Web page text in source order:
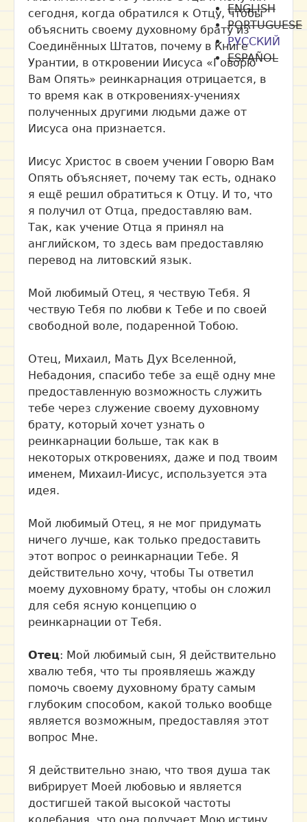
ENGLISH
PORTUGUESE
РУССКИЙ
ESPAÑOL
сегодня, когда обратился к Отцу, чтобы
объяснить своему духовному брату из
Соединённых Штатов, почему в Книге
Урантии, в откровении Иисуса «Говорю
Вам Опять» реинкарнация отрицается, в
то время как в откровениях-учениях
полученных другими людьми даже от
Иисуса она признается.
Иисус Христос в своем учении Говорю Вам
Опять объясняет, почему так есть, однако
я ещё решил обратиться к Отцу. И то, что
я получил от Отца, предоставляю вам.
Так, как учение Отца я принял на
английском, то здесь вам предоставляю
перевод на литовский язык.
Мой любимый Отец, я чествую Тебя. Я
чествую Тебя по любви к Тебе и по своей
свободной воле, подаренной Тобою.
Отец, Михаил, Мать Дух Вселенной,
Небадония, спасибо тебе за ещё одну мне
предоставленную возможность служить
тебе через служение своему духовному
брату, который хочет узнать о
реинкарнации больше, так как в
некоторых откровениях, даже и под твоим
именем, Михаил-Иисус, используется эта
идея.
Мой любимый Отец, я не мог придумать
ничего лучше, как только предоставить
этот вопрос о реинкарнации Тебе. Я
действительно хочу, чтобы Ты ответил
моему духовному брату, чтобы он сложил
для себя ясную концепцию о
реинкарнации от Тебя.
Отец: Мой любимый сын, Я действительно
хвалю тебя, что ты проявляешь жажду
помочь своему духовному брату самым
глубоким способом, какой только вообще
является возможным, предоставляя этот
вопрос Мне.
Я действительно знаю, что твоя душа так
вибрирует Моей любовью и является
достигшей такой высокой частоты